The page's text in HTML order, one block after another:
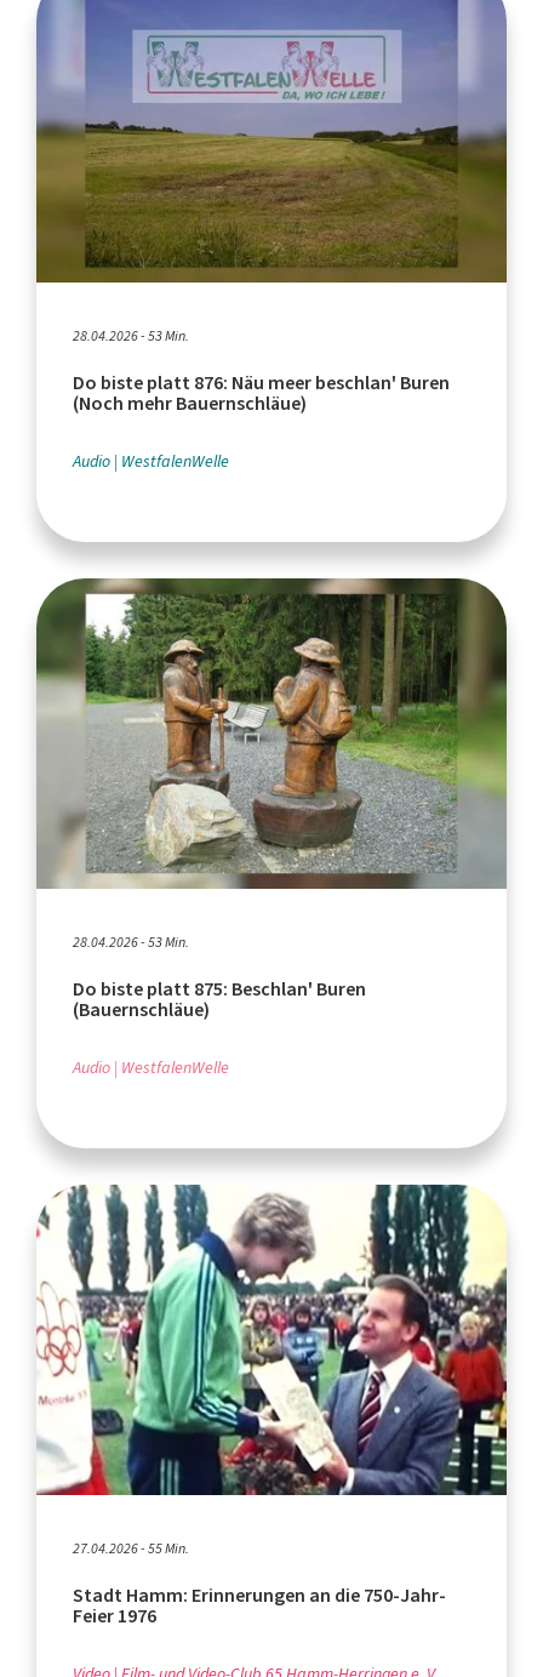
28.04.2026 - 53 Min.
Do biste platt 876: Näu meer beschlan' Buren
(Noch mehr Bauernschläue)
Audio WestfalenWelle
28.04.2026 - 53 Min.
Do biste platt 875: Beschlan' Buren
(Bauernschläue)
Audio WestfalenWelle
27.04.2026 - 55 Min.
Stadt Hamm: Erinnerungen an die 750-Jahr-
Feier 1976